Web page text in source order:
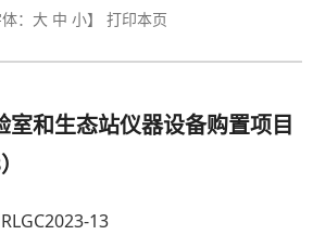
： 大 中 小】 打印本页
室和生态站仪器设备购置项目
RLGC2023-13